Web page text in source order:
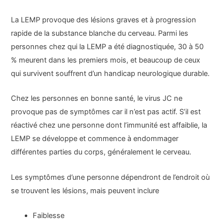
La LEMP provoque des lésions graves et à progression
rapide de la substance blanche du cerveau. Parmi les
personnes chez qui la LEMP a été diagnostiquée, 30 à 50
% meurent dans les premiers mois, et beaucoup de ceux
qui survivent souffrent d’un handicap neurologique durable.
Chez les personnes en bonne santé, le virus JC ne
provoque pas de symptômes car il n’est pas actif. S’il est
réactivé chez une personne dont l’immunité est affaiblie, la
LEMP se développe et commence à endommager
différentes parties du corps, généralement le cerveau.
Les symptômes d’une personne dépendront de l’endroit où
se trouvent les lésions, mais peuvent inclure
Faiblesse